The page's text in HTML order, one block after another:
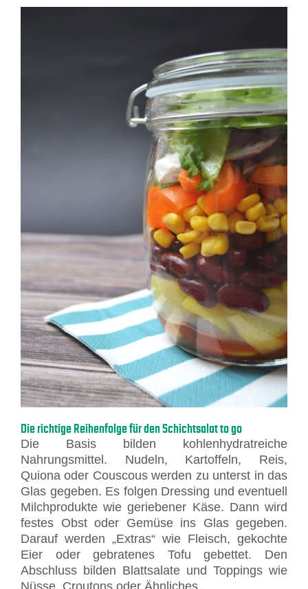
Die richtige Reihenfolge für den Schichtsalat to go
Die Basis bilden kohlenhydratreiche
Nahrungsmittel. Nudeln, Kartoffeln, Reis,
Quiona oder Couscous werden zu unterst in das
Glas gegeben. Es folgen Dressing und eventuell
Milchprodukte wie geriebener Käse. Dann wird
festes Obst oder Gemüse ins Glas gegeben.
Darauf werden „Extras“ wie Fleisch, gekochte
Eier oder gebratenes Tofu gebettet. Den
Abschluss bilden Blattsalate und Toppings wie
Nüsse, Croutons oder Ähnliches.